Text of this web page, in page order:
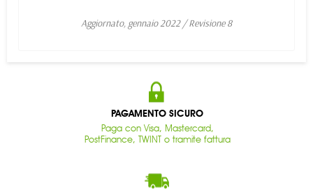
Aggiornato, gennaio 2022 / Revisione 8
PAGAMENTO SICURO
Paga con Visa, Mastercard,
PostFinance, TWINT o tramite fattura